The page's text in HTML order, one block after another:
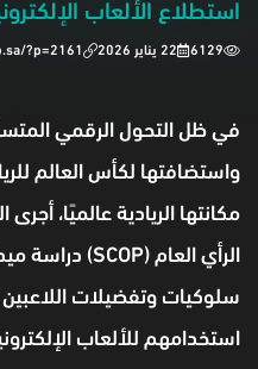
استطلاع الألعاب الإلكترونية
6129 22 يناير 2026 ?p=2161
واستضافتها لكأس العالم
مكانتها الريادية عالميًا،
سلوكيات وتفضيلات
استخدامهم للألعاب